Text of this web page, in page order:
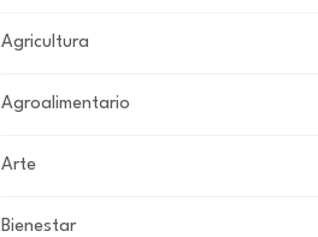
Agricultura
Agroalimentario
Arte
Bienestar